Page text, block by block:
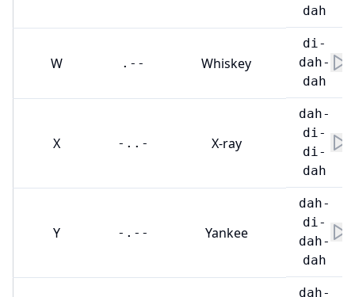
dah
W .-- Whiskey
di-
dah-
dah
X -..- X-ray
dah-
di-
di-
dah
Y -.-- Yankee
dah-
di-
dah-
dah
dah-